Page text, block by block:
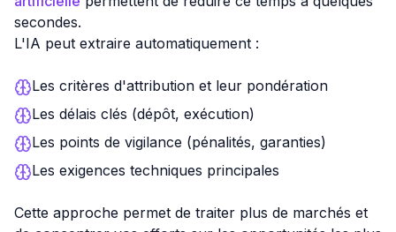
secondes.
L'IA peut extraire automatiquement :
Les critères d'attribution et leur pondération
Les délais clés (dépôt, exécution)
Les points de vigilance (pénalités, garanties)
Les exigences techniques principales
Cette approche permet de traiter plus de marchés et